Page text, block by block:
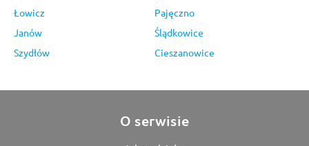
Łowicz
Pajęczno
Janów
Ślądkowice
Szydłów
Cieszanowice
O serwisie